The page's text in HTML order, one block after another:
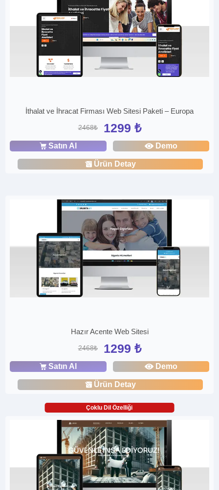
İthalat ve İhracat Firması Web Sitesi Paketi – Europa
2468₺ 1299 ₺
Satın Al Demo
Ürün Detay
Hazır Acente Web Sitesi
2468₺ 1299 ₺
Satın Al Demo
Ürün Detay
Çoklu Dil Özelliği